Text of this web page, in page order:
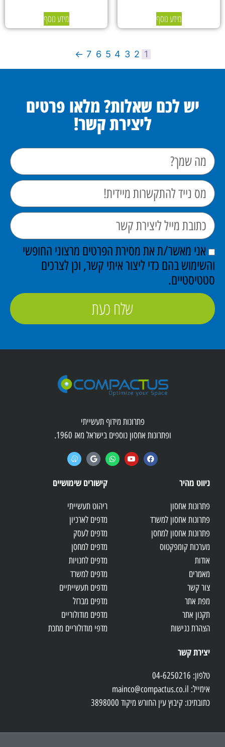
מידע נוסף מידע נוסף
1
2
3
4
5
6
7
←
יש לכם שאלות? מלאו פרטים
ליצירת קשר!
אני מאשר/ת את מסירת הפרטים מרצוני החופשי
והשימוש בהם כדי ליצור איתי קשר, וכן לצרכים
סטטיסטיים.
שלח כעת
פתרונות מידוף תעשייתי
ופתרונות אחסון נוספים בישראל מאז 1960.
ניווט מהיר
פתרונות אחסון
פתרונות אחסון למשרד
פתרונות אחסון למחסן
מערכות קומפקטוס
אודות
מאמרים
צור קשר
מפת אתר
תקנון אתר
הצהרת נגישות
קישורים שימושיים
ריהוט תעשייתי
מדפים לארכיון
מדפים לעסק
מדפים למחסן
מדפים לחנויות
מדפים למשרד
מדפים תעשייתיים
מדפים מברזל
מדפים מודולוריים
מדפי מודולוריים מתכת
יצירת קשר
טלפון: 04-6250216
אימייל: mainco@compactus.co.il
כתובתינו: קיבוץ עין החורש מיקוד 3898000